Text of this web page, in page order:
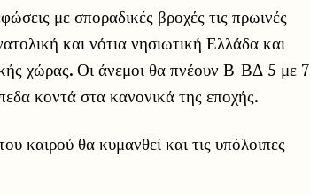
με σποραδικές βροχές τις πρωινές
και νότια νησιωτική Ελλάδα και
χώρας. Οι άνεμοι θα πνέουν Β-ΒΔ 5 με 7
κοντά στα κανονικά της εποχής.
καιρού θα κυμανθεί και τις υπόλοιπες